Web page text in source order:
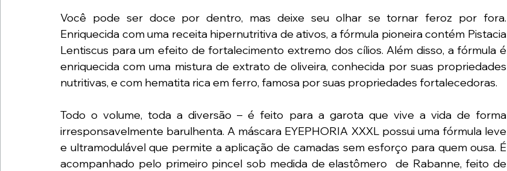
Você pode ser doce por dentro, mas deixe seu olhar se tornar feroz por fora.
Enriquecida com uma receita hipernutritiva de ativos, a fórmula pioneira contém Pistacia
Lentiscus para um efeito de fortalecimento extremo dos cílios. Além disso, a fórmula é
enriquecida com uma mistura de extrato de oliveira, conhecida por suas propriedades
nutritivas, e com hematita rica em ferro, famosa por suas propriedades fortalecedoras.
Todo o volume, toda a diversão – é feito para a garota que vive a vida de forma
irresponsavelmente barulhenta. A máscara EYEPHORIA XXXL possui uma fórmula leve
e ultramodulável que permite a aplicação de camadas sem esforço para quem ousa. É
acompanhado pelo primeiro pincel sob medida de elastômero
de Rabanne, feito de